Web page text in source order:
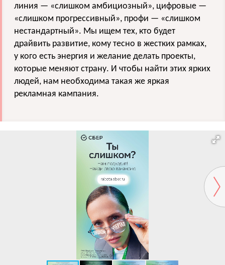
линия — «слишком амбициозный», цифровые —
«слишком прогрессивный», профи — «слишком
нестандартный». Мы ищем тех, кто будет
драйвить развитие, кому тесно в жестких рамках,
у кого есть энергия и желание делать проекты,
которые меняют страну. И чтобы найти этих ярких
людей, нам необходима такая же яркая
рекламная кампания.